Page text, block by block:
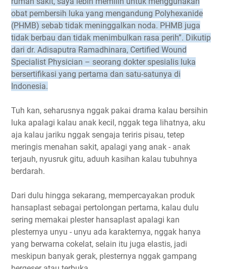
obat pembersih luka yang mengandung Polyhexanide
(PHMB) sebab tidak meninggalkan noda. PHMB juga
tidak berbau dan tidak menimbulkan rasa perih”. Dikutip
dari dr. Adisaputra Ramadhinara, Certified Wound
Specialist Physician – seorang dokter spesialis luka
bersertifikasi yang pertama dan satu-satunya di
Indonesia.
Tuh kan, seharusnya nggak pakai drama kalau bersihin
luka apalagi kalau anak kecil, nggak tega lihatnya, aku
aja kalau jariku nggak sengaja teriris pisau, tetep
meringis menahan sakit, apalagi yang anak - anak
terjauh, nyusruk gitu, aduuh kasihan kalau tubuhnya
berdarah.
Dari dulu hingga sekarang, mempercayakan produk
hansaplast sebagai pertolongan pertama, kalau dulu
sering memakai plester hansaplast apalagi kan
plesternya unyu - unyu ada karakternya, nggak hanya
yang berwarna cokelat, selain itu juga elastis, jadi
meskipun banyak gerak, plesternya nggak gampang